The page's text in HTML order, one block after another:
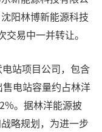
阳林博新能源科技
易中一并转让。
站项目公司，包含
电站容量约占林洋
。据林洋能源披
略规划，为进一步